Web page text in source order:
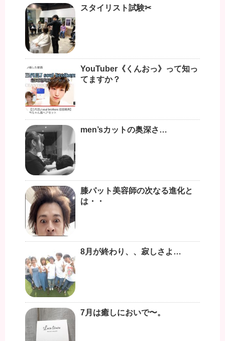
スタイリスト試験✂︎
YouTuber《くんおっ》って知っ
てますか？
men’sカットの奥深さ…
膝パット美容師の次なる進化と
は・・
8月が終わり、、寂しさよ…
7月は癒しにおいで〜。